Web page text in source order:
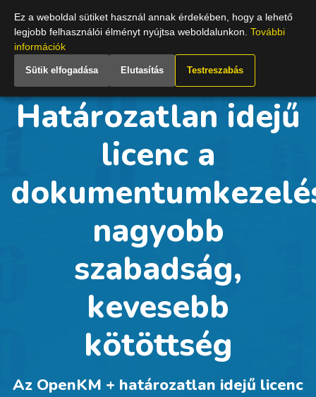
Hungary
Határozatlan idejű
licenc a
nagyobb
szabadság,
kevesebb
kötöttség
Az OpenKM + határozatlan idejű licenc
Ez a weboldal sütiket használ annak érdekében, hogy a lehető
legjobb felhasználói élményt nyújtsa weboldalunkon. További
információk
Sütik elfogadása Elutasítás Testreszabás